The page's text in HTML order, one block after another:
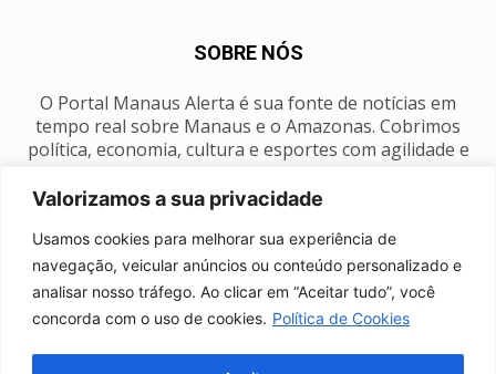
Valorizamos a sua privacidade
Usamos cookies para melhorar sua experiência de
navegação, veicular anúncios ou conteúdo personalizado e
analisar nosso tráfego. Ao clicar em “Aceitar tudo”, você
concorda com o uso de cookies. Política de Cookies
SOBRE NÓS
O Portal Manaus Alerta é sua fonte de notícias em
tempo real sobre Manaus e o Amazonas. Cobrimos
política, economia, cultura e esportes com agilidade e
SIGA-NOS